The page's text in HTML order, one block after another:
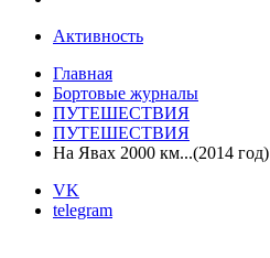
Активность
Главная
Бортовые журналы
ПУТЕШЕСТВИЯ
ПУТЕШЕСТВИЯ
На Явах 2000 км...(2014 год)
VK
telegram